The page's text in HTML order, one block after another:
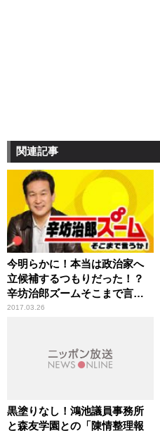
関連記事
今明らかに！本当は政治家へ
立候補するつもりだった！？
辛坊治郎ズームそこまで言う
か！
2017.03.26
黒塗りなし！鴻池議員事務所
と森友学園との「陳情整理報